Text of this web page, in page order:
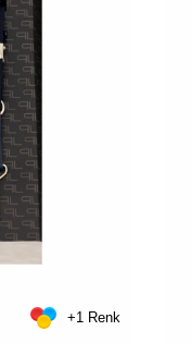
+1 Renk